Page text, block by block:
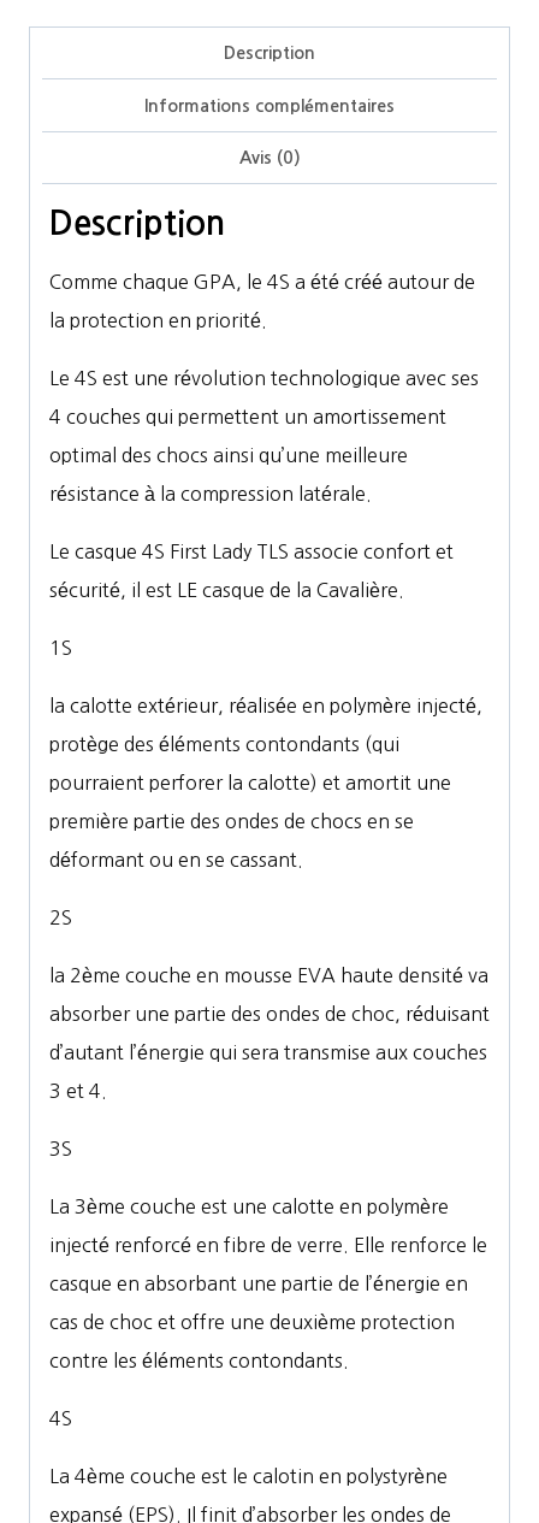
Shiny
Description
Informations complémentaires
Avis (0)
Description
Comme chaque GPA, le 4S a été créé autour de
la protection en priorité.
Le 4S est une révolution technologique avec ses
4 couches qui permettent un amortissement
optimal des chocs ainsi qu’une meilleure
résistance à la compression latérale.
Le casque 4S First Lady TLS associe confort et
sécurité, il est LE casque de la Cavalière.
1S
la calotte extérieur, réalisée en polymère injecté,
protège des éléments contondants (qui
pourraient perforer la calotte) et amortit une
première partie des ondes de chocs en se
déformant ou en se cassant.
2S
la 2ème couche en mousse EVA haute densité va
absorber une partie des ondes de choc, réduisant
d’autant l’énergie qui sera transmise aux couches
3 et 4.
3S
La 3ème couche est une calotte en polymère
injecté renforcé en fibre de verre. Elle renforce le
casque en absorbant une partie de l’énergie en
cas de choc et offre une deuxième protection
contre les éléments contondants.
4S
La 4ème couche est le calotin en polystyrène
expansé (EPS). Il finit d’absorber les ondes de